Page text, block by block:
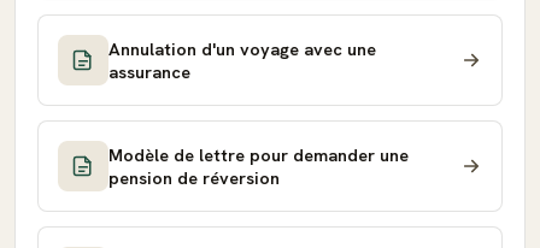
Annulation d'un voyage avec une
assurance
Modèle de lettre pour demander une
pension de réversion